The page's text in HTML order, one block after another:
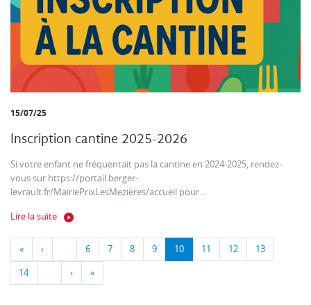
15/07/25
Inscription cantine 2025-2026
Si votre enfant ne fréquentait pas la cantine en 2024-2025, rendez-
vous sur https://portail.berger-
levrault.fr/MairiePrixLesMezieres/accueil pour...
Lire la suite
« ‹ … 6 7 8 9 10 11 12 13
14 … › »